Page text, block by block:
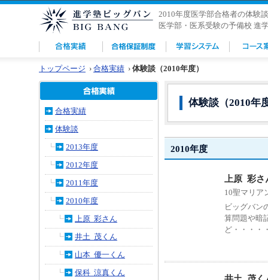
2010年度医学部合格者の体験
医学部・医系受験の予備校 進
トップページ › 合格実績 › 体験談（2010年度）
体験談（2010年
2010年度
上原 彩
10聖マリア
ビッグバン
算問題や暗
ど・・・・
合格実績
体験談
2013年度
2012年度
2011年度
2010年度
上原 彩さん
井土 茂くん
山本 優一くん
保科 涼真くん